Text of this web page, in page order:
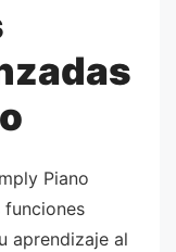
Piano
funciones
aprendizaje al